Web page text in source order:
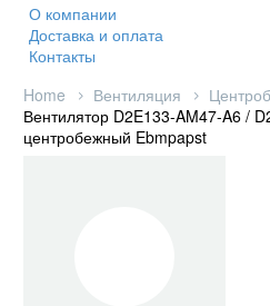
О компании
Доставка и оплата
Контакты
Home
Вентиляция
Вентилятор D2E133-AM47-A6 /
центробежный Ebmpapst